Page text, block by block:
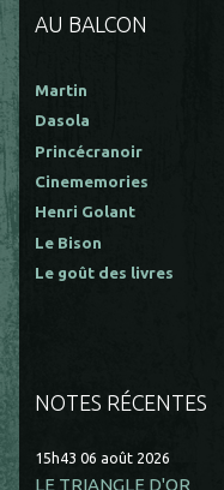
AU BALCON
Martin
Dasola
Princécranoir
Cinememories
Henri Golant
Le Bison
Le goût des livres
NOTES RÉCENTES
15h43 06 août 2026
LE TRIANGLE D'OR